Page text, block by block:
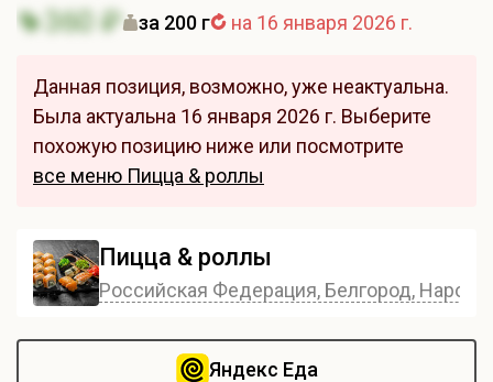
360 ₽ за 200 г на 16 января 2026 г.
Данная позиция, возможно, уже неактуальна.
Была актуальна 16 января 2026 г. Выберите
похожую позицию ниже или посмотрите
все меню Пицца & роллы
Пицца & роллы
Российская Федерация, Белгород,
Яндекс Еда